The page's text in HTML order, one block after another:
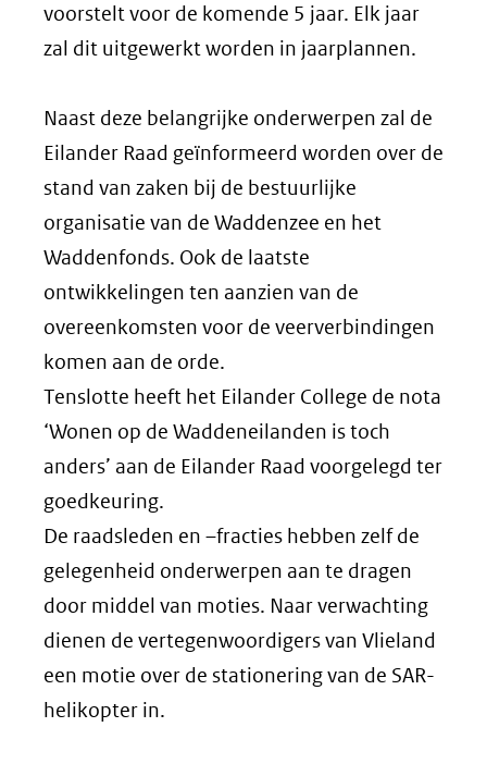
voorstelt voor de komende 5 jaar. Elk jaar
zal dit uitgewerkt worden in jaarplannen.
Naast deze belangrijke onderwerpen zal de
Eilander Raad geïnformeerd worden over de
stand van zaken bij de bestuurlijke
organisatie van de Waddenzee en het
Waddenfonds. Ook de laatste
ontwikkelingen ten aanzien van de
overeenkomsten voor de veerverbindingen
komen aan de orde.
Tenslotte heeft het Eilander College de nota
‘Wonen op de Waddeneilanden is toch
anders’ aan de Eilander Raad voorgelegd ter
goedkeuring.
De raadsleden en –fracties hebben zelf de
gelegenheid onderwerpen aan te dragen
door middel van moties. Naar verwachting
dienen de vertegenwoordigers van Vlieland
een motie over de stationering van de SAR-
helikopter in.